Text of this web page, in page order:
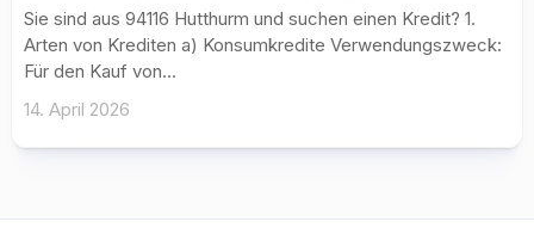
Sie sind aus 94116 Hutthurm und suchen einen Kredit? 1.
Arten von Krediten a) Konsumkredite Verwendungszweck:
Für den Kauf von...
14. April 2026